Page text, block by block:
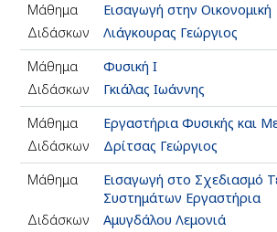
Μάθημα
Εισαγωγή στην Οικονομική
Διδάσκων
Λιάγκουρας Γεώργιος
Μάθημα
Φυσική Ι
Διδάσκων
Γκιάλας Ιωάννης
Μάθημα
Εργαστήρια Φυσικής και
Διδάσκων
Δρίτσας Γεώργιος
Μάθημα
Εισαγωγή στο Σχεδιασμό
Συστημάτων Εργαστήρια
Διδάσκων
Αμυγδάλου Λεμονιά